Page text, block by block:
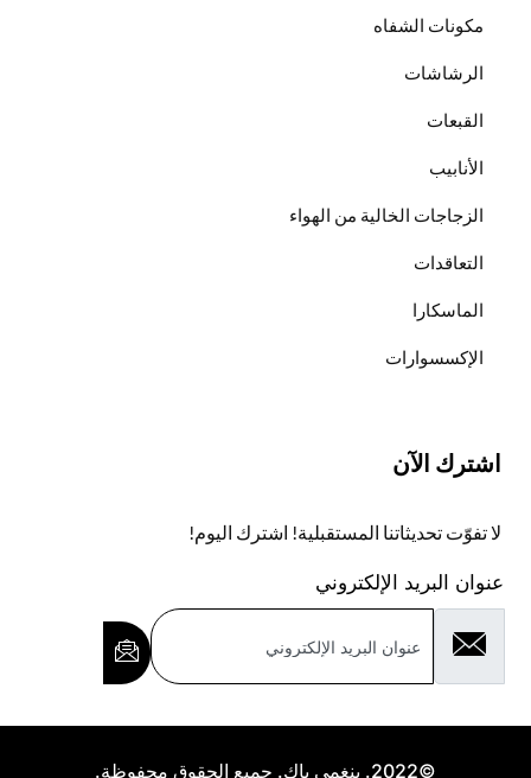
مكونات الشفاه
الرشاشات
القبعات
الأنابيب
الزجاجات الخالية من الهواء
التعاقدات
الماسكارا
الإكسسوارات
اشترك الآن
لا تفوّت تحديثاتنا المستقبلية! اشترك اليوم!
عنوان البريد الإلكتروني
©2022. ينغمي باك. جميع الحقوق محفوظة.